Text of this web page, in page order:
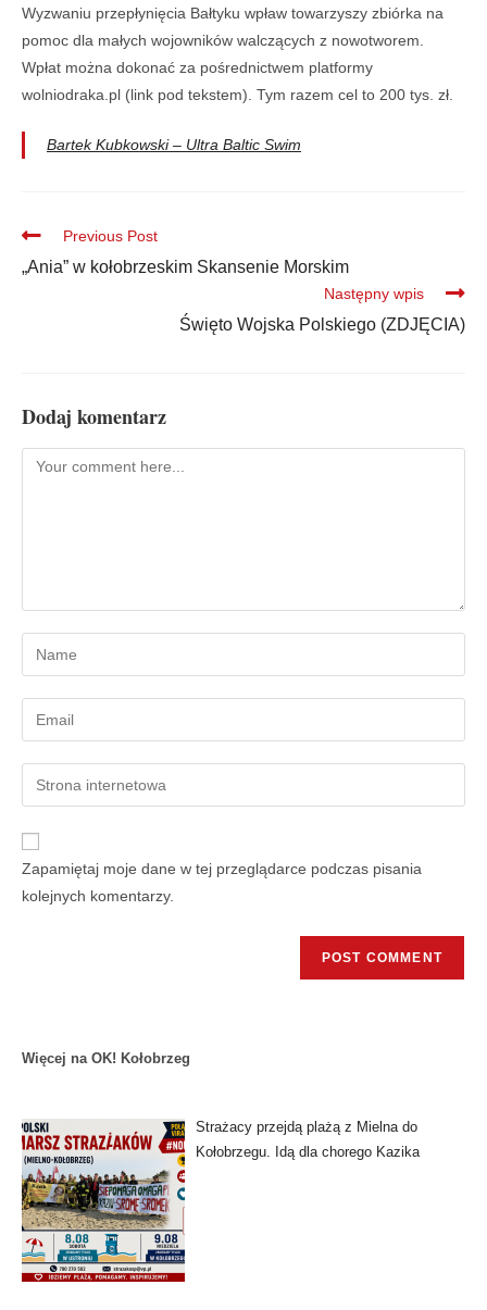
Wyzwaniu przepłynięcia Bałtyku wpław towarzyszy zbiórka na
pomoc dla małych wojowników walczących z nowotworem.
Wpłat można dokonać za pośrednictwem platformy
wolniodraka.pl (link pod tekstem). Tym razem cel to 200 tys. zł.
Bartek Kubkowski – Ultra Baltic Swim
Previous Post
„Ania” w kołobrzeskim Skansenie Morskim
Następny wpis
Święto Wojska Polskiego (ZDJĘCIA)
Dodaj komentarz
Zapamiętaj moje dane w tej przeglądarce podczas pisania
kolejnych komentarzy.
Więcej na OK! Kołobrzeg
Strażacy przejdą plażą z Mielna do
Kołobrzegu. Idą dla chorego Kazika